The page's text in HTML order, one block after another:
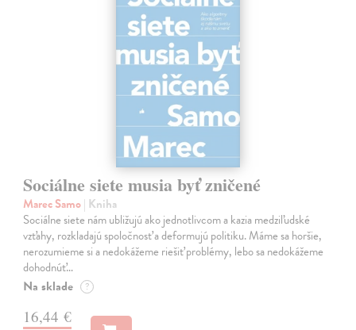
Sociálne siete musia byť zničené
Marec Samo| Kniha
Sociálne siete nám ubližujú ako jednotlivcom a kazia medziľudské
vzťahy, rozkladajú spoločnosť a deformujú politiku. Máme sa horšie,
nerozumieme si a nedokážeme riešiť problémy, lebo sa nedokážeme
dohodnúť…
Na sklade ?
16,44 €